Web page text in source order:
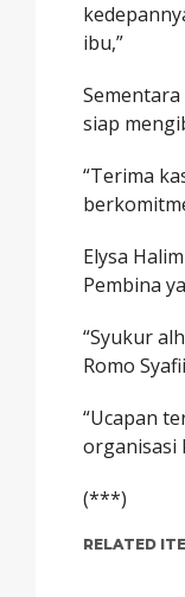
ibu,”
siap
“Terima
Elysa
Pembina
“Syukur
Romo
“Ucapan
organisasi
(***)
RELATED